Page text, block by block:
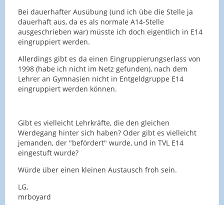
Bei dauerhafter Ausübung (und ich übe die Stelle ja
dauerhaft aus, da es als normale A14-Stelle
ausgeschrieben war) müsste ich doch eigentlich in E14
eingruppiert werden.
Allerdings gibt es da einen Eingruppierungserlass von
1998 (habe ich nicht im Netz gefunden), nach dem
Lehrer an Gymnasien nicht in Entgeldgruppe E14
eingruppiert werden können.
Gibt es vielleicht Lehrkräfte, die den gleichen
Werdegang hinter sich haben? Oder gibt es vielleicht
jemanden, der "befördert" wurde, und in TVL E14
eingestuft wurde?
Würde über einen kleinen Austausch froh sein.
LG,
mrboyard